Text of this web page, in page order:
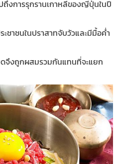
งการรุกรานเกาหลีของญี่ปุ่นในปี
าชนในปราสาทจับวัวและมีมื้อค่ำ
จึงถูกผสมรวมกันแทนที่จะแยก